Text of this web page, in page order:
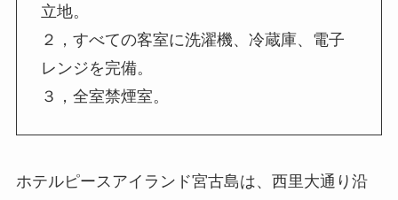
立地。
２，すべての客室に洗濯機、冷蔵庫、電子
レンジを完備。
３，全室禁煙室。
ホテルピースアイランド宮古島は、西里大通り沿